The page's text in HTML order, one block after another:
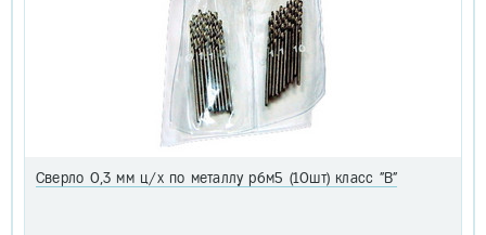
Сверло 0,3 мм ц/х по металлу р6м5 (10шт) класс "В"